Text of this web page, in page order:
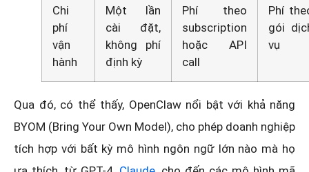
Chi
phí
vận
hành
Một lần
cài đặt,
không phí
định kỳ
Phí theo
subscription
hoặc API
call
Phí
gói
vụ
Qua đó, có thể thấy, OpenClaw nổi bật với khả năng
BYOM (Bring Your Own Model), cho phép doanh nghiệp
tích hợp với bất kỳ mô hình ngôn ngữ lớn nào mà họ